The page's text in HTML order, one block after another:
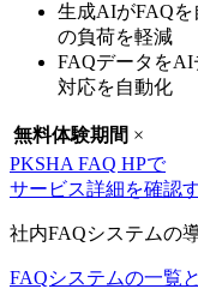
生成AIがFAQ
の負荷を軽減
FAQデータを
対応を自動化
無料体験期間 ×
PKSHA FAQ HPで
サービス詳細を確認
社内FAQシステムの
FAQシステムの一覧